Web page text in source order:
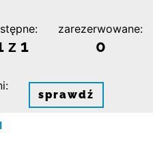
z 1
zarezerwowane:
0
sprawdź